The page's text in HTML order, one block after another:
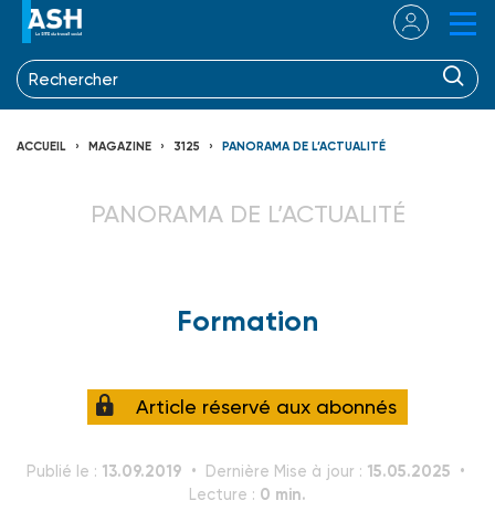
ACCUEIL MAGAZINE 3125 PANORAMA DE L’ACTUALITÉ
PANORAMA DE L’ACTUALITÉ
Formation
Article réservé aux abonnés
Publié le : 13.09.2019 Dernière Mise à jour : 15.05.2025
Lecture : 0 min.